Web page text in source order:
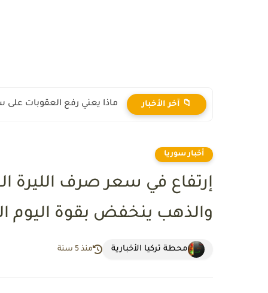
📁 آخر الأخبار ماذا يعني رفع العقوبات على
أخبار سوريا
إرتفاع في سعر صرف الليرة
والذهب ينخفض بقوة اليوم الأثنين
محطة تركيا الأخبارية منذ 5 سنة